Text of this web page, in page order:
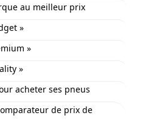
au meilleur prix
»
»
»
acheter ses pneus
de prix de